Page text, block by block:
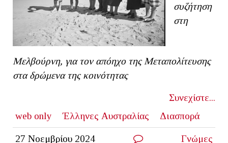
συζήτηση
στη
Μελβούρνη, για τον απόηχο της Μεταπολίτευσης
στα δρώμενα της κοινότητας
Συνεχίστε...
web only
Έλληνες Αυστραλίας Διασπορά
27 Νοεμβρίου 2024 Γνώμες